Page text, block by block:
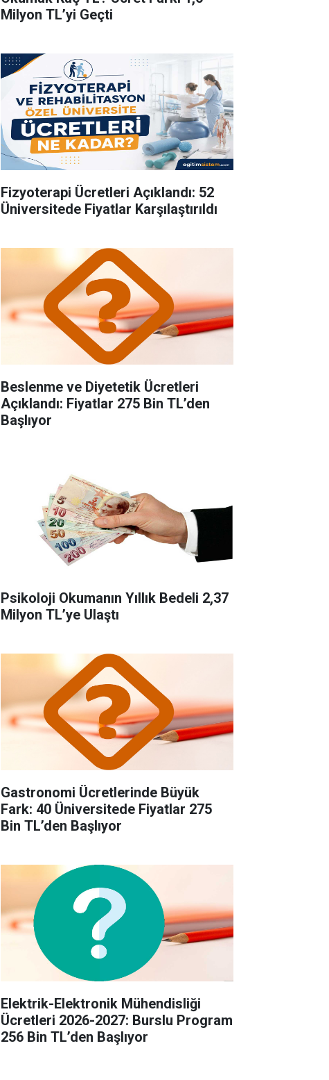
Milyon TL’yi Geçti
Fizyoterapi Ücretleri Açıklandı: 52
Üniversitede Fiyatlar Karşılaştırıldı
Beslenme ve Diyetetik Ücretleri
Açıklandı: Fiyatlar 275 Bin TL’den
Başlıyor
Psikoloji Okumanın Yıllık Bedeli 2,37
Milyon TL’ye Ulaştı
Gastronomi Ücretlerinde Büyük
Fark: 40 Üniversitede Fiyatlar 275
Bin TL’den Başlıyor
Elektrik-Elektronik Mühendisliği
Ücretleri 2026-2027: Burslu Program
256 Bin TL’den Başlıyor